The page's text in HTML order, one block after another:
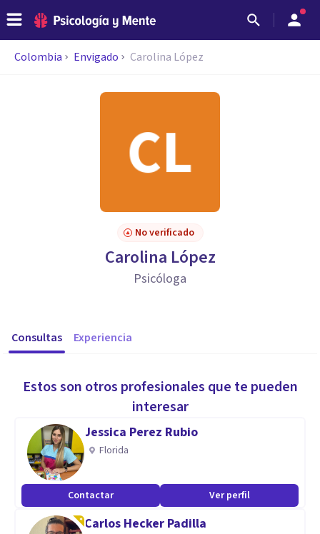
Colombia Envigado Carolina López
No verificado
Carolina López
Psicóloga
Consultas Experiencia
Estos son otros profesionales que te pueden
interesar
Jessica Perez Rubio
Florida
Contactar Ver perfil
Carlos Hecker Padilla